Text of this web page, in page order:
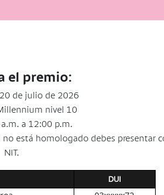
el premio:
de julio de 2026
nivel 10
a 12:00 p.m.
no está homologado debes presentar
NIT.
DUI